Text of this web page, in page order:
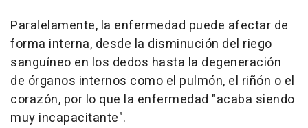
Paralelamente, la enfermedad puede afectar de
forma interna, desde la disminución del riego
sanguíneo en los dedos hasta la degeneración
de órganos internos como el pulmón, el riñón o el
corazón, por lo que la enfermedad "acaba siendo
muy incapacitante".